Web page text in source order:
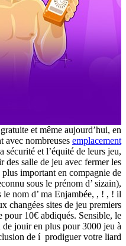
effet. Les
roman
et
marseille
douze
mon 20
offre
un bonus